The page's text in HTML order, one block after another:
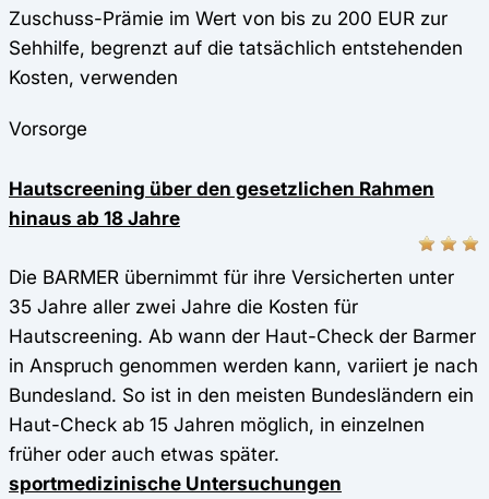
Zuschuss-Prämie im Wert von bis zu 200 EUR zur
Sehhilfe, begrenzt auf die tatsächlich entstehenden
Kosten, verwenden
Vorsorge
Hautscreening über den gesetzlichen Rahmen
hinaus ab 18 Jahre
Die BARMER übernimmt für ihre Versicherten unter
35 Jahre aller zwei Jahre die Kosten für
Hautscreening. Ab wann der Haut-Check der Barmer
in Anspruch genommen werden kann, variiert je nach
Bundesland. So ist in den meisten Bundesländern ein
Haut-Check ab 15 Jahren möglich, in einzelnen
früher oder auch etwas später.
sportmedizinische Untersuchungen